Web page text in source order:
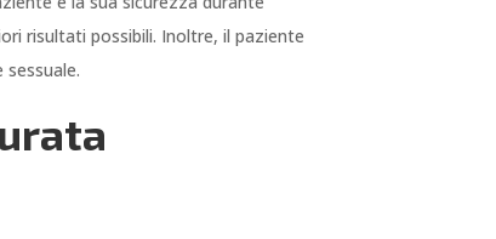
risultati possibili. Inoltre, il paziente